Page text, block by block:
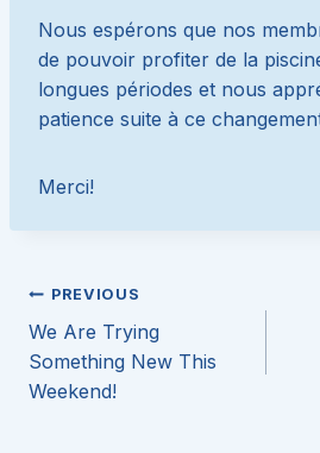
Nous espérons que nos
de pouvoir profiter de la
longues périodes et nous
patience suite à ce
Merci!
Post
navigation
PREVIOUS
We Are Trying
Something New This
Weekend!